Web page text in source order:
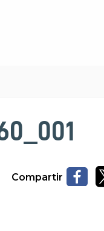
Compartir